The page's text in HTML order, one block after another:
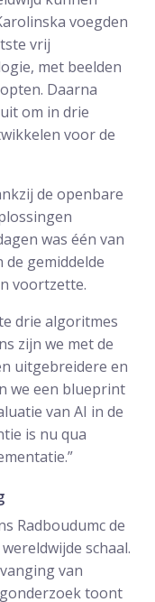
voegden
vrij
met beelden
Daarna
om in drie
voor de
de openbare
was één van
gemiddelde
voortzette.
drie algoritmes
zijn we met de
uitgebreidere en
we een blueprint
van AI in de
is nu qua
Radboudumc de
schaal.
van
toont